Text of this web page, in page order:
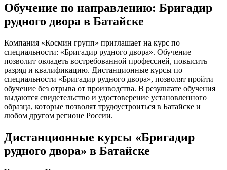
Обучение по направлению: Бригадир
рудного двора в Батайске
Компания «Космин групп» приглашает на курс по
специальности: «Бригадир рудного двора». Обучение
позволит овладеть востребованной профессией, повысить
разряд и квалификацию. Дистанционные курсы по
специальности «Бригадир рудного двора», позволят пройти
обучение без отрыва от производства. В результате обучения
выдаются свидетельство и удостоверение установленного
образца, которые позволят трудоустроиться в Батайске и
любом другом регионе России.
Дистанционные курсы «Бригадир
рудного двора» в Батайске